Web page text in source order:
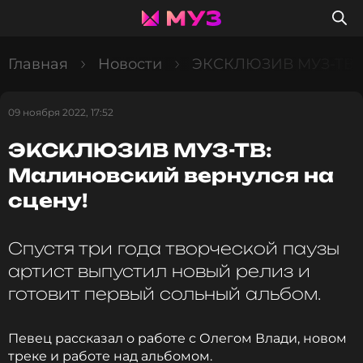
Главная Новости ЭКСКЛЮЗИВ МУЗ-ТВ:
09 ноября 2022, 17:52
ЭКСКЛЮЗИВ МУЗ-ТВ:
Малиновский вернулся на
сцену!
Спустя три года творческой паузы
артист выпустил новый релиз и
готовит первый сольный альбом.
Певец рассказал о работе с Олегом Влади, новом
треке и работе над альбомом.